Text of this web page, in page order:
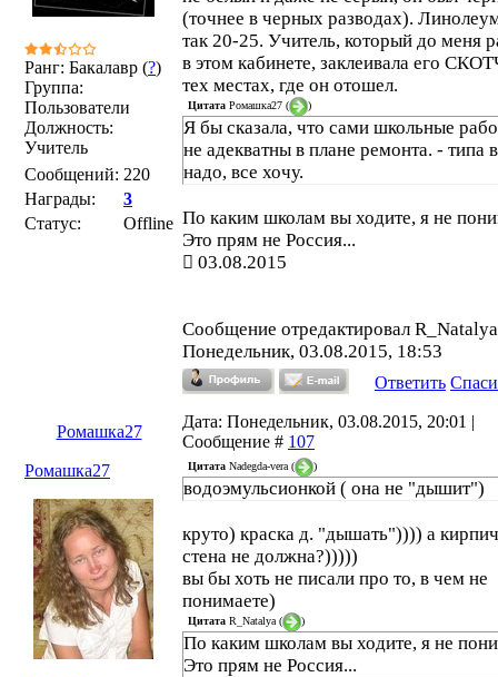
Ранг: Бакалавр (?)
Группа:
Пользователи
Должность:
Учитель
Сообщений: 220
Награды:
3
Статус:
Offline
(точнее в черных разводах).
так 20-25. Учитель, который до меня
в этом кабинете, заклеивала его
тех местах, где он отошел.
Цитата Ромашка27 ( )
Я бы сказала, что сами школьные
не адекватны в плане ремонта. - типа
надо, все хочу.
По каким школам вы ходите, я не
Это прям не Россия...
03.08.2015
Сообщение отредактировал R_Natalya
Понедельник, 03.08.2015, 18:53
Ответить
Ромашка27
Дата: Понедельник, 03.08.2015, 20:01 |
Сообщение # 107
Ромашка27
Цитата Nadegda-vera ( )
водоэмульсионкой ( она не "дышит")
круто) краска д. "дышать")))) а
стена не должна?)))))
вы бы хоть не писали про то, в чем не
понимаете)
Цитата R_Natalya ( )
По каким школам вы ходите, я не
Это прям не Россия...